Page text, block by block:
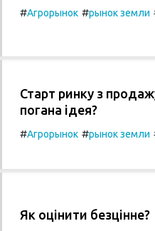
#Агрорынок #рынок земли
Старт ринку з
погана ідея?
#Агрорынок #рынок земли
Як оцінити безцінне?